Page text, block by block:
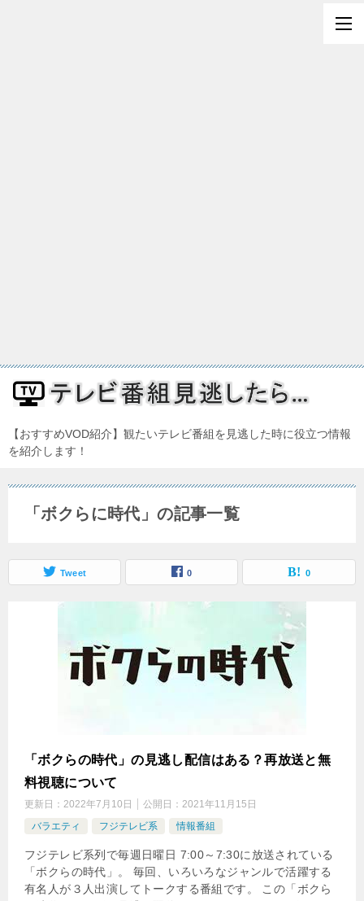
【おすすめVOD紹介】観たいテレビ番組を見逃した時に役立つ情報
を紹介します！
「ボクらに時代」の記事一覧
Tweet 0 0
「ボクらの時代」の見逃し配信はある？再放送と無
料視聴について
更新日： 2022年7月10日 公開日： 2021年11月15日
バラエティ
フジテレビ系 情報番組
フジテレビ系列で毎週日曜日 7:00～7:30に放送されている
「ボクらの時代」。 毎回、いろいろなジャンルで活躍する
有名人が３人出演してトークする番組です。 この「ボクら